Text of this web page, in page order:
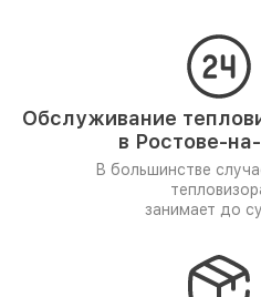
Обслуживание
в Ростове-
В большинстве
занимает до